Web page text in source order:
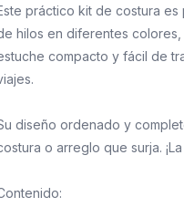
práctico kit de costura
hilos en diferentes
compacto y fácil de
diseño ordenado y
o arreglo que surja.